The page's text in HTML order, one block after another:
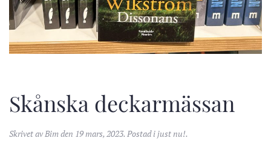
Skånska deckarmässan
Skrivet avBimden 19 mars, 2023. Postad ijust nu!.